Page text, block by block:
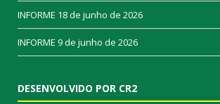
INFORME 18 de junho de 2026
INFORME 9 de junho de 2026
DESENVOLVIDO POR CR2